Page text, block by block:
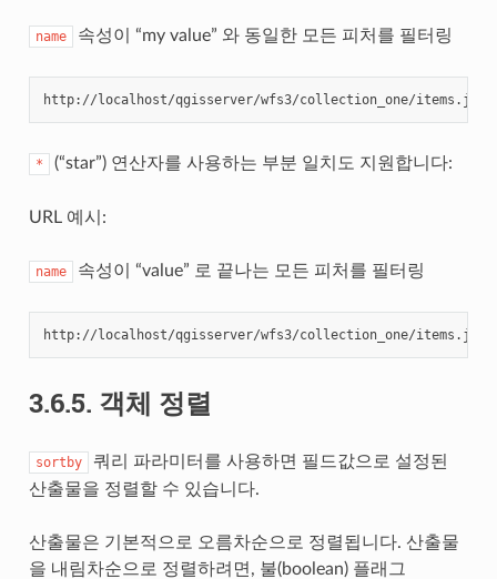
name 속성이 “my value” 와 동일한 모든 피처를 필터링
http://localhost/qgisserver/wfs3/collection_one/
* (“star”) 연산자를 사용하는 부분 일치도 지원합니다:
URL 예시:
name 속성이 “value” 로 끝나는 모든 피처를 필터링
http://localhost/qgisserver/wfs3/collection_one/
3.6.5. 객체 정렬
sortby
쿼리 파라미터를 사용하면 필드값으로 설정된
산출물을 정렬할 수 있습니다.
산출물은 기본적으로 오름차순으로 정렬됩니다. 산출물
을 내림차순으로 정렬하려면, 불(boolean) 플래그